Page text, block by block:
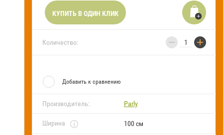
КУПИТЬ В ОДИН КЛИК
Количество: − +
Добавить к сравнению
Производитель: Parly
Ширина 100 см